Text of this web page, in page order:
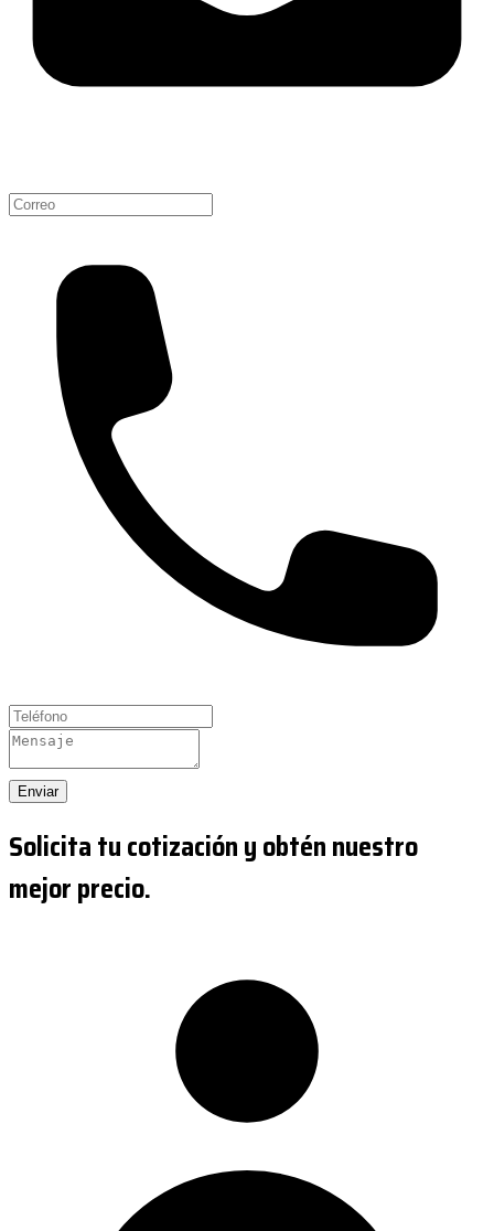
Enviar
Solicita tu cotización y obtén nuestro
mejor precio.